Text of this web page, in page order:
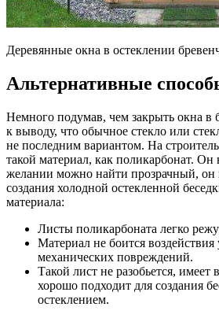
Деревянные окна в остеклении
Альтернативные
Немного подумав, чем закрыть окна в
к выводу, что обычное стекло или
не последним вариантом. На
такой материал, как поликарбонат. Он
желании можно найти прозрачный, он
создания холодной остекленной
материала:
Листы поликарбоната легко
Материал не боится воздействия
механических повреждений.
Такой лист не разобьется,
хорошо подходит для создания
остеклением.